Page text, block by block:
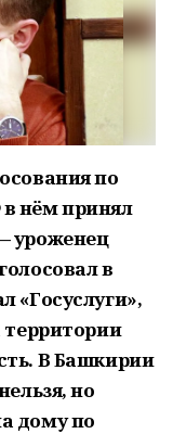
по
нём принял
уроженец
в
«Госуслуги»,
территории
В Башкирии
но
дому по